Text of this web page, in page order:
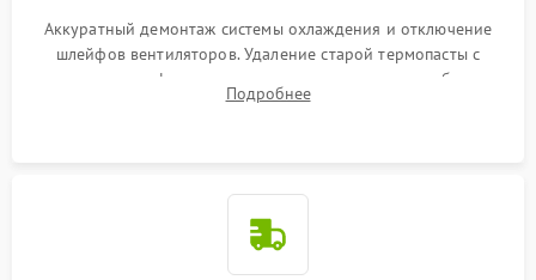
Аккуратный демонтаж системы охлаждения и отключение
шлейфов вентиляторов. Удаление старой термопасты с
кристалла графического чипа и термопрокладок с банок
памяти и зоны VRM. Очистка платы от пыли и окислов.
Подробнее